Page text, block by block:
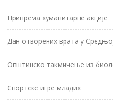
Припрема хуманитарне акције
Дан отворених врата у
Општинско такмичење из
Спортске игре младих